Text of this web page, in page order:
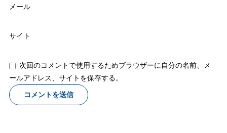
メール
サイト
次回のコメントで使用するためブラウザーに自分の名前、メ
ールアドレス、サイトを保存する。